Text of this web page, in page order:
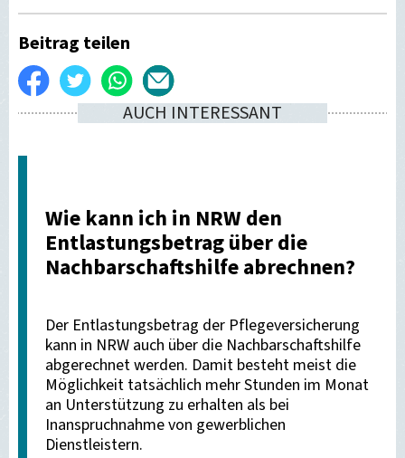
Beitrag teilen
Auf
Facebook
Twittern WhatsApp
E-
AUCH INTERESSANT
Wie kann ich in NRW den
Entlastungsbetrag über die
Nachbarschaftshilfe abrechnen?
Der Entlastungsbetrag der Pflegeversicherung
kann in NRW auch über die Nachbarschaftshilfe
abgerechnet werden. Damit besteht meist die
Möglichkeit tatsächlich mehr Stunden im Monat
an Unterstützung zu erhalten als bei
Inanspruchnahme von gewerblichen
Dienstleistern.